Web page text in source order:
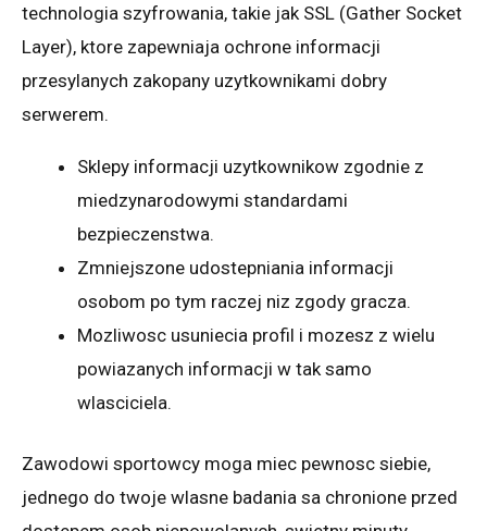
technologia szyfrowania, takie jak SSL (Gather Socket
Layer), ktore zapewniaja ochrone informacji
przesylanych zakopany uzytkownikami dobry
serwerem.
Sklepy informacji uzytkownikow zgodnie z
miedzynarodowymi standardami
bezpieczenstwa.
Zmniejszone udostepniania informacji
osobom po tym raczej niz zgody gracza.
Mozliwosc usuniecia profil i mozesz z wielu
powiazanych informacji w tak samo
wlasciciela.
Zawodowi sportowcy moga miec pewnosc siebie,
jednego do twoje wlasne badania sa chronione przed